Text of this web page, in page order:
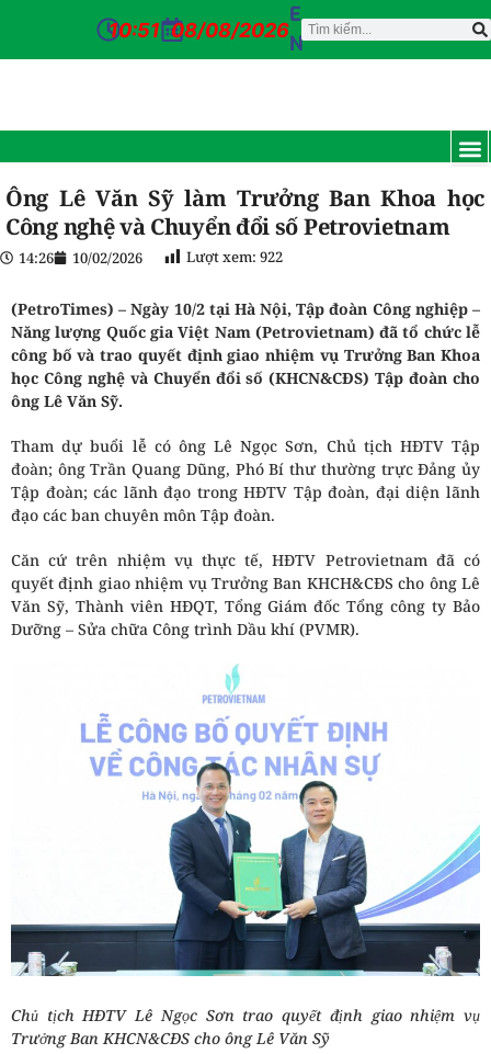
10:51 08/08/2026
E
N
Ông Lê Văn Sỹ làm Trưởng Ban Khoa học
Công nghệ và Chuyển đổi số Petrovietnam
14:26 10/02/2026 Lượt xem: 922
(PetroTimes) –Ngày 10/2 tại Hà Nội, Tập đoàn Công nghiệp –
Năng lượng Quốc gia Việt Nam (Petrovietnam) đã tổ chức lễ
công bố và trao quyết định giao nhiệm vụ Trưởng Ban Khoa
học Công nghệ và Chuyển đổi số (KHCN&CĐS) Tập đoàn cho
ông Lê Văn Sỹ.
Tham dự buổi lễ có ông Lê Ngọc Sơn, Chủ tịch HĐTV Tập
đoàn; ông Trần Quang Dũng, Phó Bí thư thường trực Đảng ủy
Tập đoàn; các lãnh đạo trong HĐTV Tập đoàn, đại diện lãnh
đạo các ban chuyên môn Tập đoàn.
Căn cứ trên nhiệm vụ thực tế, HĐTV Petrovietnam đã có
quyết định giao nhiệm vụ Trưởng Ban KHCH&CĐS cho ông Lê
Văn Sỹ, Thành viên HĐQT, Tổng Giám đốc Tổng công ty Bảo
Dưỡng – Sửa chữa Công trình Dầu khí (PVMR).
Chủ tịch HĐTV Lê Ngọc Sơn trao quyết định giao nhiệm vụ
Trưởng Ban KHCN&CĐS cho ông Lê Văn Sỹ